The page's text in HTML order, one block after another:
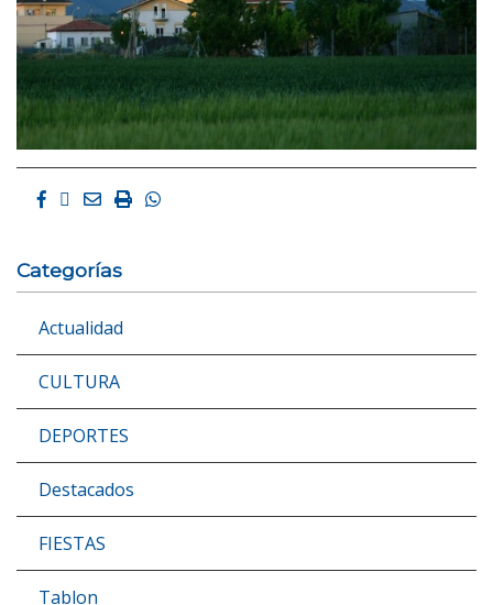
Facebook
Twitter
EmailImprimirWhatsapp
Categorías
Actualidad
CULTURA
DEPORTES
Destacados
FIESTAS
Tablon